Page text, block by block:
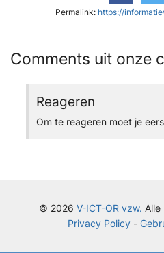
Permalink: https://
Comments uit onze
Reageren
Om te reageren moet je
© 2026 V-ICT-OR vzw.
Privacy Policy -